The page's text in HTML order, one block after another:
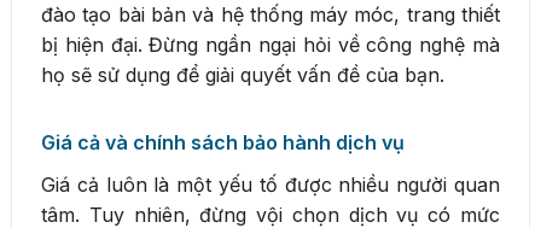
đào tạo bài bản và hệ thống máy móc, trang thiết
bị hiện đại. Đừng ngần ngại hỏi về công nghệ mà
họ sẽ sử dụng để giải quyết vấn đề của bạn.
Giá cả và chính sách bảo hành dịch vụ
Giá cả luôn là một yếu tố được nhiều người quan
tâm. Tuy nhiên, đừng vội chọn dịch vụ có mức